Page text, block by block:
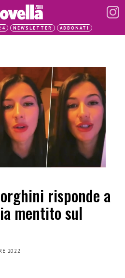
NEWSLETTER ABBONATI
risponde a
mentito sul
2022